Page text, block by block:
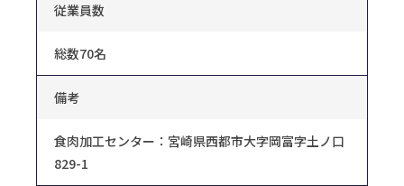
従業員数
総数70名
備考
食肉加工センター：宮崎県西都市大字岡富字土ノ口
829-1